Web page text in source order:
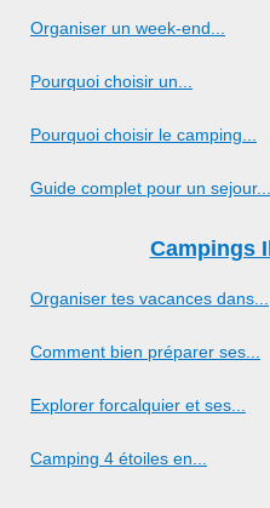
Organiser un week-end...
Pourquoi choisir un...
Pourquoi choisir le camping...
Guide complet pour un sejour...
Campings
Organiser tes vacances dans...
Comment bien préparer ses...
Explorer forcalquier et ses...
Camping 4 étoiles en...